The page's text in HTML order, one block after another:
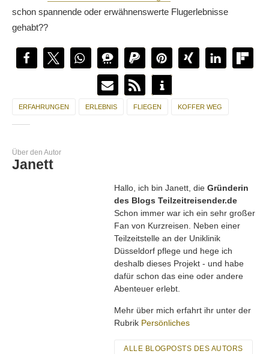
schon spannende oder erwähnenswerte Flugerlebnisse
gehabt??
ERFAHRUNGEN ERLEBNIS FLIEGEN KOFFER WEG
Über den Autor
Janett
Hallo, ich bin Janett, die Gründerin
des Blogs Teilzeitreisender.de
Schon immer war ich ein sehr großer
Fan von Kurzreisen. Neben einer
Teilzeitstelle an der Uniklinik
Düsseldorf pflege und hege ich
deshalb dieses Projekt - und habe
dafür schon das eine oder andere
Abenteuer erlebt.
Mehr über mich erfahrt ihr unter der
Rubrik Persönliches
ALLE BLOGPOSTS DES AUTORS